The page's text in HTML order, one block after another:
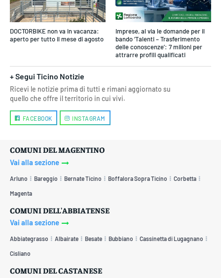
DOCTORBIKE non va in vacanza:
aperto per tutto il mese di agosto
Imprese, al via le domande per il
bando ‘Talenti – Trasferimento
delle conoscenze’: 7 milioni per
attrarre profili qualificati
+ Segui Ticino Notizie
Ricevi le notizie prima di tutti e rimani aggiornato su
quello che offre il territorio in cui vivi.
FACEBOOK INSTAGRAM
COMUNI DEL MAGENTINO
Vai alla sezione
Arluno Bareggio Bernate Ticino Boffalora Sopra Ticino Corbetta
Magenta
COMUNI DELL'ABBIATENSE
Vai alla sezione
Abbiategrasso Albairate Besate Bubbiano Cassinetta di Lugagnano
Cisliano
COMUNI DEL CASTANESE